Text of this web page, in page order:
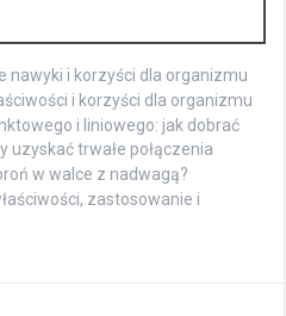
i korzyści dla organizmu
i korzyści dla organizmu
i liniowego: jak dobrać
uzyskać trwałe połączenia
w walce z nadwagą?
zastosowanie i